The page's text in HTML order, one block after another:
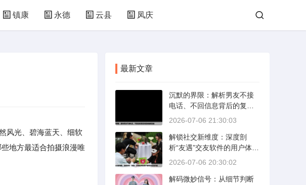
镇康 永德 云县 凤庆
风光、碧海蓝天、细软
地方最适合拍摄浪漫唯
最新文章
沉默的界限：解析男友不接
电话、不回信息背后的复杂
情感动态
2026-07-06 21:30:03
解锁社交新维度：深度剖
析“友遇”交友软件的用户体验
与社交价值
2026-07-06 20:30:02
解码微妙信号：从细节判断